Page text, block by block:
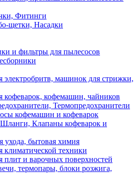
Фитинги
щетки, Насадки
и фильтры для пылесосов
электробритв, машинок для стрижки,
кофеварок, кофемашин, чайников
Термопредохранители
кофемашин и кофеварок
Клапаны кофеварок и
ухода, бытовая химия
климатической техники
плит и варочных поверхностей
термопары, блоки розжига,